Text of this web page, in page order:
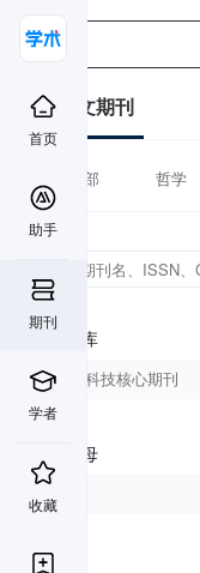
首页
助手
期刊
学者
收藏
中文期刊
全部 哲学
数据库
中国科技核心期刊
首字母